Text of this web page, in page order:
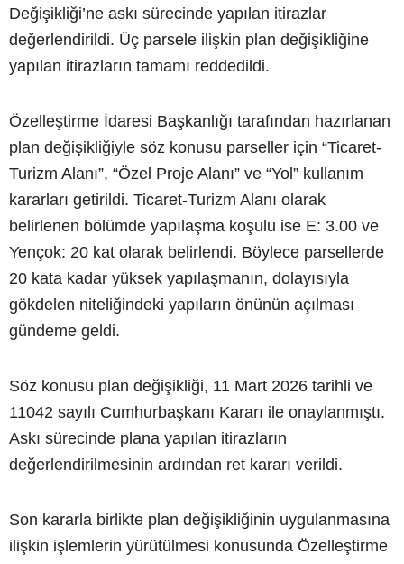
Değişikliği’ne askı sürecinde yapılan itirazlar
değerlendirildi. Üç parsele ilişkin plan değişikliğine
yapılan itirazların tamamı reddedildi.
Özelleştirme İdaresi Başkanlığı tarafından hazırlanan
plan değişikliğiyle söz konusu parseller için “Ticaret-
Turizm Alanı”, “Özel Proje Alanı” ve “Yol” kullanım
kararları getirildi. Ticaret-Turizm Alanı olarak
belirlenen bölümde yapılaşma koşulu ise E: 3.00 ve
Yençok: 20 kat olarak belirlendi. Böylece parsellerde
20 kata kadar yüksek yapılaşmanın, dolayısıyla
gökdelen niteliğindeki yapıların önünün açılması
gündeme geldi.
Söz konusu plan değişikliği, 11 Mart 2026 tarihli ve
11042 sayılı Cumhurbaşkanı Kararı ile onaylanmıştı.
Askı sürecinde plana yapılan itirazların
değerlendirilmesinin ardından ret kararı verildi.
Son kararla birlikte plan değişikliğinin uygulanmasına
ilişkin işlemlerin yürütülmesi konusunda Özelleştirme